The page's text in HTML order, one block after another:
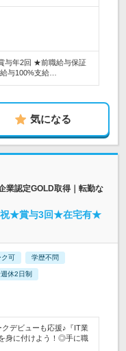
与年2回 ★前職給与保証
与100%支給…
気になる
業認定GOLD取得｜転勤な
祝★賞与3回★在宅有★
ク可 学歴不問
休2日制
クデビューも応援♪『IT業
身に付けよう！◎手に職